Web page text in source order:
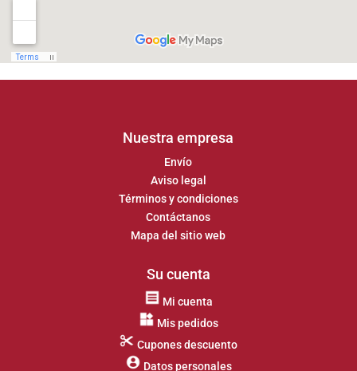
Nuestra empresa
Envío
Aviso legal
Términos y condiciones
Contáctanos
Mapa del sitio web
Su cuenta
Mi cuenta
Mis pedidos
Cupones descuento
Datos personales